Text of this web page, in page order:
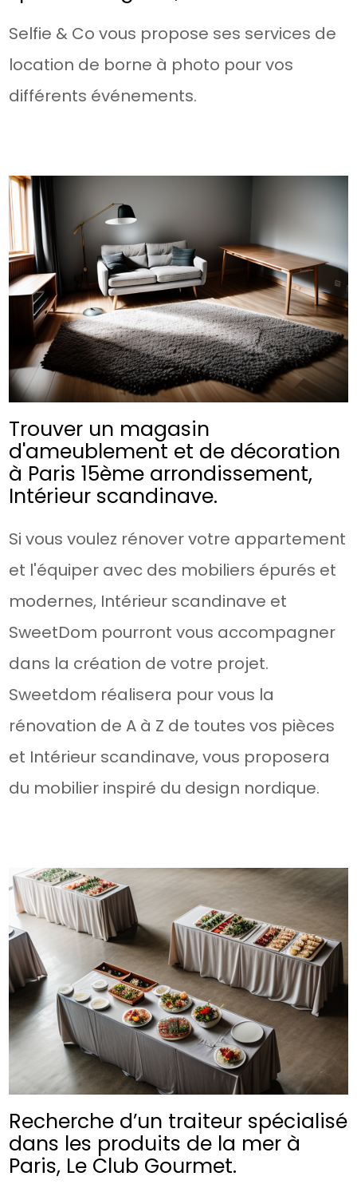
Selfie & Co vous propose ses services de
location de borne à photo pour vos
différents événements.
Trouver un magasin
d'ameublement et de décoration
à Paris 15ème arrondissement,
Intérieur scandinave.
Si vous voulez rénover votre appartement
et l'équiper avec des mobiliers épurés et
modernes, Intérieur scandinave et
SweetDom pourront vous accompagner
dans la création de votre projet.
Sweetdom réalisera pour vous la
rénovation de A à Z de toutes vos pièces
et Intérieur scandinave, vous proposera
du mobilier inspiré du design nordique.
Recherche d’un traiteur spécialisé
dans les produits de la mer à
Paris, Le Club Gourmet.